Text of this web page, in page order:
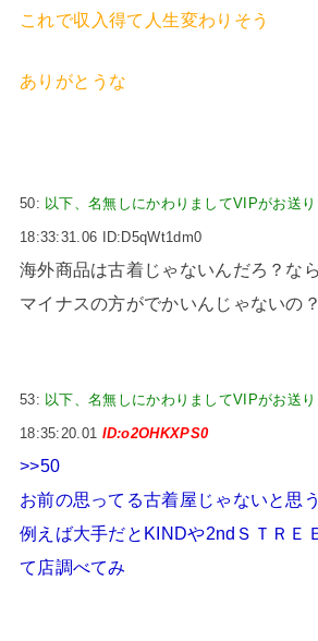
これで収入得て人生変わりそう
ありがとうな
50: 以下、名無しにかわりましてVIPがお送
18:33:31.06 ID:D5qWt1dm0
海外商品は古着じゃないんだろ？な
マイナスの方がでかいんじゃないの？
53: 以下、名無しにかわりましてVIPがお送
18:35:20.01 ID:o2OHKXPS0
>>50
お前の思ってる古着屋じゃないと思う
例えば大手だとKINDや2ndＳＴＲＥ
て店調べてみ